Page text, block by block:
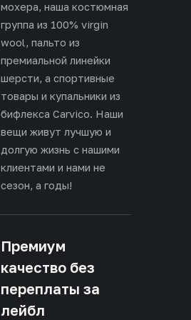
мохера, наша костюмная
группа из 100% virgin
wool, пальто из
премиальной линейки
шерсти, а спортивные
товары и купальники из
бифлекса Carvico. Наши
вещи живут лучшую и
долгую жизнь с нашими
клиентами и нами не
сезон, а годы!
Премиум
качество без
переплаты за
лейбл